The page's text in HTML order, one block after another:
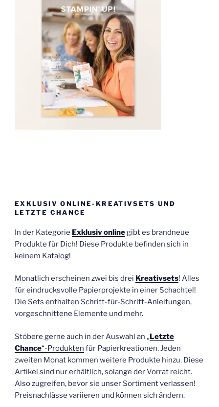
EXKLUSIV ONLINE-KREATIVSETS UND
LETZTE CHANCE
In der Kategorie Exklusiv onlinegibt es brandneue
Produkte für Dich! Diese Produkte befinden sich in
keinem Katalog!
Monatlich erscheinen zwei bis drei Kreativsets! Alles
für eindrucksvolle Papierprojekte in einer Schachtel!
Die Sets enthalten Schritt-für-Schritt-Anleitungen,
vorgeschnittene Elemente und mehr.
Stöbere gerne auch in der Auswahl an „Letzte
Chance“-Produkten für Papierkreationen. Jeden
zweiten Monat kommen weitere Produkte hinzu. Diese
Artikel sind nur erhältlich, solange der Vorrat reicht.
Also zugreifen, bevor sie unser Sortiment verlassen!
Preisnachlässe variieren und können sich ändern.